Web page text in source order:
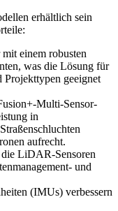
erhältlich sein
einem robusten
was die Lösung für
Projekttypen geeignet
Multi-Sensor-
in
aufrecht.
LiDAR-Sensoren
und
(IMUs) verbessern